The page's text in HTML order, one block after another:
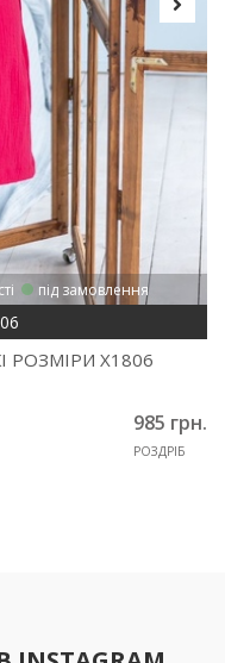
під замовлення
РОЗМІРИ Х1806
985 грн.
РОЗДРІБ